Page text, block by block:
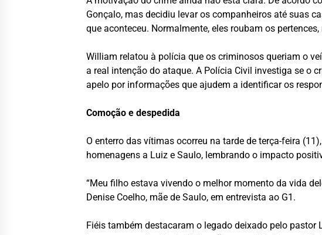
Gonçalo, mas decidiu levar os companheiros até suas
que aconteceu. Normalmente, eles roubam os
William relatou à polícia que os criminosos queriam o
a real intenção do ataque. A Polícia Civil investiga se o
apelo por informações que ajudem a identificar os
Comoção e despedida
O enterro das vítimas ocorreu na tarde de terça-feira
homenagens a Luiz e Saulo, lembrando o impacto
“Meu filho estava vivendo o melhor momento da vida
Denise Coelho, mãe de Saulo, em entrevista ao G1.
Fiéis também destacaram o legado deixado pelo pastor